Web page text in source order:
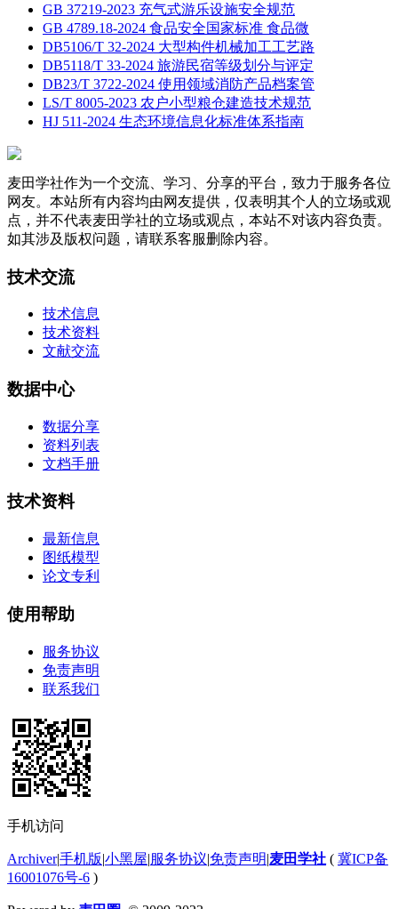
GB 37219-2023 充气式游乐设施安全规范
GB 4789.18-2024 食品安全国家标准 食品微
DB5106/T 32-2024 大型构件机械加工工艺路
DB5118/T 33-2024 旅游民宿等级划分与评定
DB23/T 3722-2024 使用领域消防产品档案管
LS/T 8005-2023 农户小型粮仓建造技术规范
HJ 511-2024 生态环境信息化标准体系指南
麦田学社作为一个交流、学习、分享的平台，致力于服务各位
网友。本站所有内容均由网友提供，仅表明其个人的立场或观
点，并不代表麦田学社的立场或观点，本站不对该内容负责。
如其涉及版权问题，请联系客服删除内容。
技术交流
技术信息
技术资料
文献交流
数据中心
数据分享
资料列表
文档手册
技术资料
最新信息
图纸模型
论文专利
使用帮助
服务协议
免责声明
联系我们
手机访问
Archiver|手机版|小黑屋|服务协议|免责声明|麦田学社 ( 冀ICP备
16001076号-6 )